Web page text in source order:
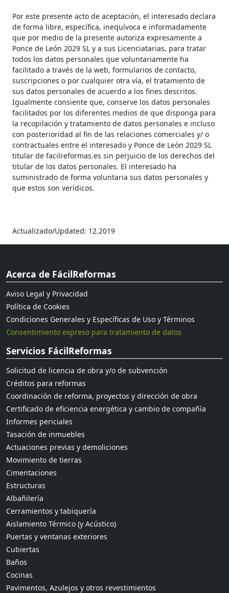
Por este presente acto de aceptación, el interesado declara
de forma libre, específica, inequívoca e informadamente
que por medio de la presente autoriza expresamente a
Ponce de León 2029 SL y a sus Licenciatarias, para tratar
todos los datos personales que voluntariamente ha
facilitado a través de la web, formularios de contacto,
suscripciones o por cualquier otra vía, el tratamiento de
sus datos personales de acuerdo a los fines descritos.
Igualmente consiente que, conserve los datos personales
facilitados por los diferentes medios de que disponga para
la recopilación y tratamiento de datos personales e incluso
con posterioridad al fin de las relaciones comerciales y/ o
contractuales entre el interesado y Ponce de León 2029 SL
titular de facilreformas.es sin perjuicio de los derechos del
titular de los datos personales. El interesado ha
suministrado de forma voluntaria sus datos personales y
que estos son verídicos.
Actualizado/Updated: 12.2019
Acerca de FácilReformas
Aviso Legal y Privacidad
Política de Cookies
Condiciones Generales y Específicas de Uso y Términos
Consentimiento expreso para tratamiento de datos
Servicios FácilReformas
Solicitud de licencia de obra y/o de subvención
Créditos para reformas
Coordinación de reforma, proyectos y dirección de obra
Certificado de eficiencia energética y cambio de compañía
Informes periciales
Tasación de inmuebles
Actuaciones previas y demoliciones
Movimiento de tierras
Cimentaciones
Estructuras
Albañilería
Cerramientos y tabiquería
Aislamiento Térmico (y Acústico)
Puertas y ventanas exteriores
Cubiertas
Baños
Cocinas
Pavimentos, Azulejos y otros revestimientos